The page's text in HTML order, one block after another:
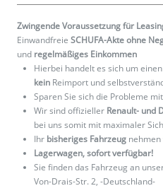
Zwingende Voraussetzung für
Einwandfreie SCHUFA-Akte ohne
und regelmäßiges Einkommen
Hierbei handelt es sich um einen
kein Reimport und
Sparen Sie sich die Probleme
Wir sind offizieller Renault- und
bei uns somit mit maximaler
Ihr bisheriges Fahrzeug
Lagerwagen, sofort verfügbar!
Sie finden das Fahrzeug an
Von-Drais-Str. 2, -Deutschland-